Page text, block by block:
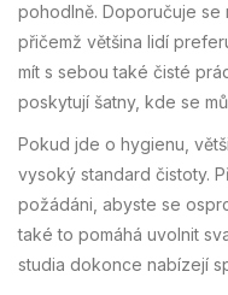
pohodlně. Doporučuje se
přičemž většina lidí
mít s sebou také čisté
poskytují šatny, kde se
Pokud jde o hygienu,
vysoký standard čistoty.
požádáni, abyste se
také to pomáhá uvolnit
studia dokonce nabízejí